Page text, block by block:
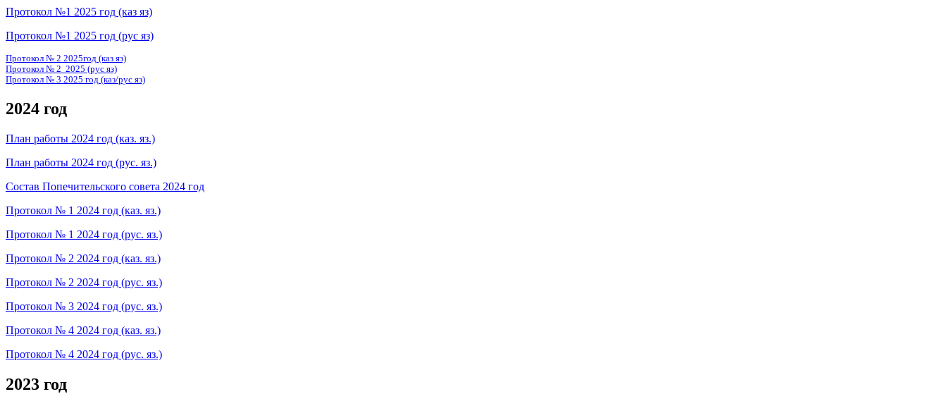
Протокол №1 2025 год (каз яз)
Протокол №1 2025 год (рус яз)
Протокол № 2 2025год (каз яз)
Протокол № 2 2025 (рус яз)
Протокол № 3 2025 год (каз/рус яз)
2024 год
План работы 2024 год (каз. яз.)
План работы 2024 год (рус. яз.)
Состав Попечительского совета 2024 год
Протокол № 1 2024 год (каз. яз.)
Протокол № 1 2024 год (рус. яз.)
Протокол № 2 2024 год (каз. яз.)
Протокол № 2 2024 год (рус. яз.)
Протокол № 3 2024 год (рус. яз.)
Протокол № 4 2024 год (каз. яз.)
Протокол № 4 2024 год (рус. яз.)
2023 год